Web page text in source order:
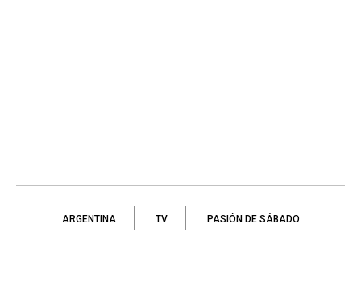
ARGENTINA TV PASIÓN DE SÁBADO